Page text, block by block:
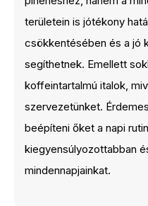
területein is jótékony
csökkentésében és a jó
segíthetnek. Emellett
koffeintartalmú italok,
szervezetünket.
beépíteni őket a napi
kiegyensúlyozottabban
mindennapjainkat.